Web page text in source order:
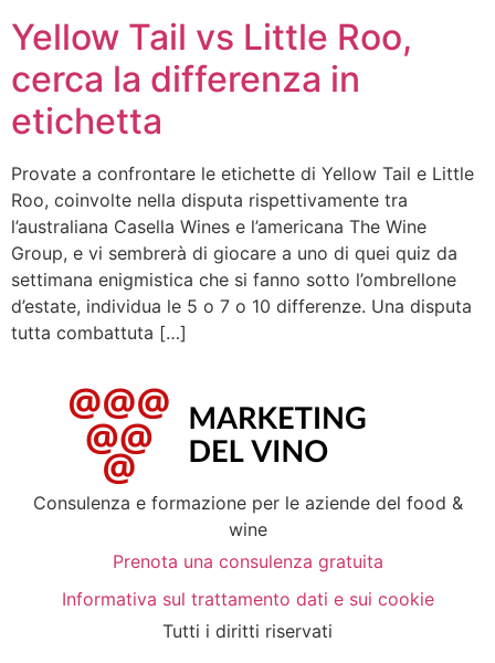
Yellow Tail vs Little Roo,
cerca la differenza in
etichetta
Provate a confrontare le etichette di Yellow Tail e Little
Roo, coinvolte nella disputa rispettivamente tra
l’australiana Casella Wines e l’americana The Wine
Group, e vi sembrerà di giocare a uno di quei quiz da
settimana enigmistica che si fanno sotto l’ombrellone
d’estate, individua le 5 o 7 o 10 differenze. Una disputa
tutta combattuta […]
Consulenza e formazione per le aziende del food &
wine
Prenota una consulenza gratuita
Informativa sul trattamento dati e sui cookie
Tutti i diritti riservati